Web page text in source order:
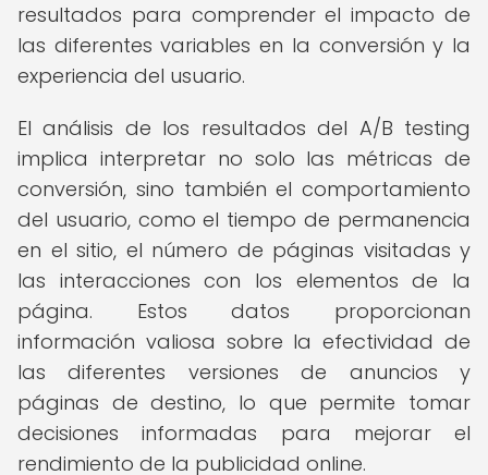
resultados para comprender el impacto de
las diferentes variables en la conversión y la
experiencia del usuario.
El análisis de los resultados del A/B testing
implica interpretar no solo las métricas de
conversión, sino también el comportamiento
del usuario, como el tiempo de permanencia
en el sitio, el número de páginas visitadas y
las interacciones con los elementos de la
página. Estos datos proporcionan
información valiosa sobre la efectividad de
las diferentes versiones de anuncios y
páginas de destino, lo que permite tomar
decisiones informadas para mejorar el
rendimiento de la publicidad online.